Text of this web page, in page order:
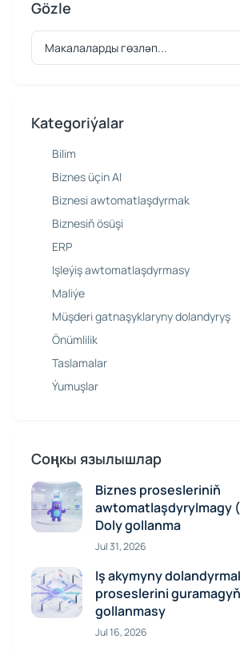
Gözle
Kategoriýalar
Bilim
Biznes üçin AI
Biznesi awtomatlaşdyrmak
Biznesiň ösüşi
ERP
Işleýiş awtomatlaşdyrmasy
Maliýe
Müşderi gatnaşyklaryny dolandyryş
Önümlilik
Taslamalar
Ýumuşlar
Соңкы язылышлар
Biznes prosesleriniň
awtomatlaşdyrylmagy
Doly gollanma
Jul 31, 2026
Iş akymyny
proseslerini
gollanmasy
Jul 16, 2026